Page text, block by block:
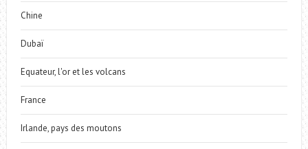
Chine
Dubaï
Equateur, l'or et les volcans
France
Irlande, pays des moutons